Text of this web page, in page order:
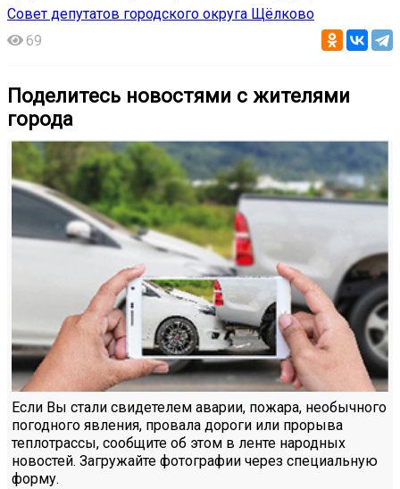
Совет депутатов городского округа Щёлково
69
Поделитесь новостями с жителями
города
Если Вы стали свидетелем аварии, пожара, необычного
погодного явления, провала дороги или прорыва
теплотрассы, сообщите об этом в ленте народных
новостей. Загружайте фотографии через специальную
форму.